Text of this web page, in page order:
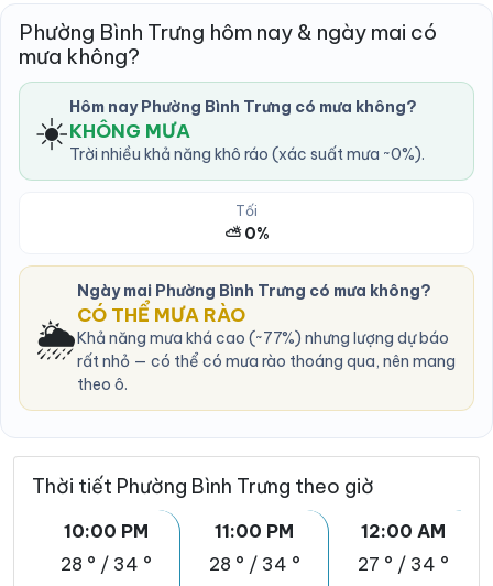
Phường Bình Trưng hôm nay & ngày mai có
mưa không?
☀️ Hôm nay Phường Bình Trưng có mưa không?
KHÔNG MƯA
Trời nhiều khả năng khô ráo (xác suất mưa ~0%).
Tối
⛅ 0%
🌦️
Ngày mai Phường Bình Trưng có mưa không?
CÓ THỂ MƯA RÀO
Khả năng mưa khá cao (~77%) nhưng lượng dự báo
rất nhỏ — có thể có mưa rào thoáng qua, nên mang
theo ô.
Thời tiết Phường Bình Trưng theo giờ
10:00 PM
28 ° / 34 °
11:00 PM
28 ° / 34 °
12:00 AM
27 ° / 34 °